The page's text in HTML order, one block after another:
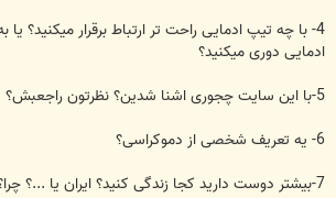
4- با چه تیپ ادمایی راحت تر ارتباط برقرار میکنید؟ یا
ادمایی دوری میکنید؟
5-با این سایت چجوری اشنا شدین؟ نظرتون راجعبش؟
6- یه تعریف شخصی از دموکراسی؟
7-بیشتر دوست دارید کجا زندگی کنید؟ ایران یا ...؟ چرا؟